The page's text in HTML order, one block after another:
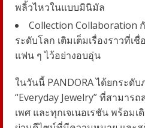
พลิ้วไหวในแบบมินิมัล
Collection Collaboration
ระดับโลก เติมเต็มเรื่องราวที่เ
แฟน ๆ ไว้อย่างอบอุ่น
ในวันนี้ PANDORA ได้ยกระดั
“Everyday Jewelry” ที่สามาร
เพศ และทุกเจเนอเรชัน พร้อม